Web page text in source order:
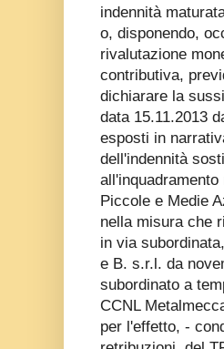
indennità
o, disponendo,
rivalutazione
contributiva,
dichiarare la
data 15.11.2013
esposti in
dell'indennità
Piccole e Medie
nella misura che
in via
e B. s.r.l. da
subordinato a
CCNL
per l'effetto, -